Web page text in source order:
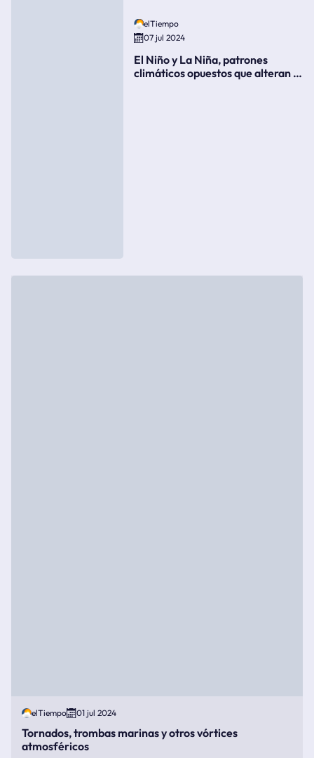
elTiempo
07 jul 2024
El Niño y La Niña, patrones
climáticos opuestos que alteran la
elTiempo 01 jul 2024
Tornados, trombas marinas y otros vórtices
atmosféricos